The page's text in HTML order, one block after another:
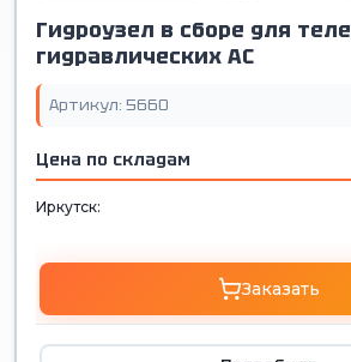
Гидроузел в сборе для
гидравлических АС
Артикул: 5660
Цена по складам
Иркутск:
Заказать